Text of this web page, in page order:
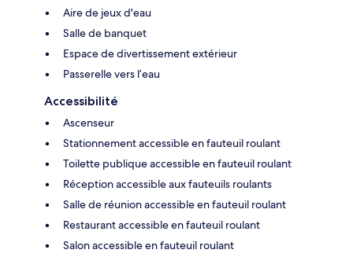
Aire de jeux d'eau
Salle de banquet
Espace de divertissement extérieur
Passerelle vers l’eau
Accessibilité
Ascenseur
Stationnement accessible en fauteuil roulant
Toilette publique accessible en fauteuil roulant
Réception accessible aux fauteuils roulants
Salle de réunion accessible en fauteuil roulant
Restaurant accessible en fauteuil roulant
Salon accessible en fauteuil roulant